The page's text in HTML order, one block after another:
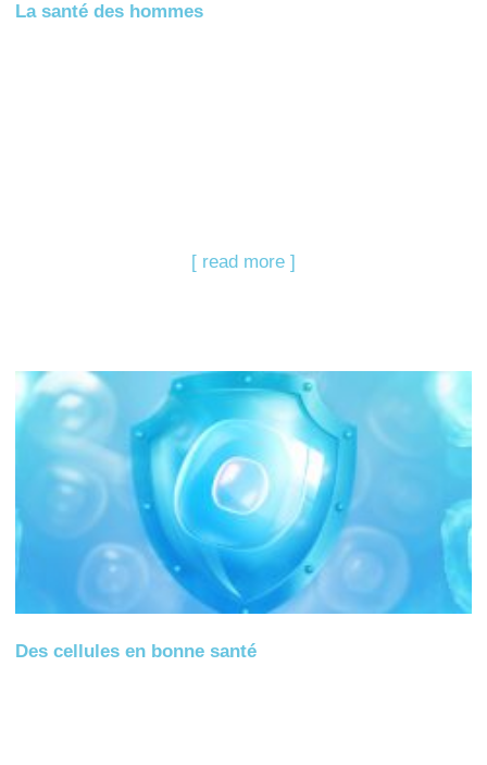
La santé des hommes
[ read more ]
Des cellules en bonne santé